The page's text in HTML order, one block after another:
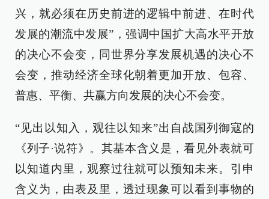
兴，就必须在历史前进的逻辑中前进、在时代
发展的潮流中发展”，强调中国扩大高水平开放
的决心不会变，同世界分享发展机遇的决心不
会变，推动经济全球化朝着更加开放、包容、
普惠、平衡、共赢方向发展的决心不会变。
“见出以知入，观往以知来”出自战国列御寇的
《列子·说符》。其基本含义是，看见外表就可
以知道内里，观察过往就可以预知未来。引申
含义为，由表及里，透过现象可以看到事物的